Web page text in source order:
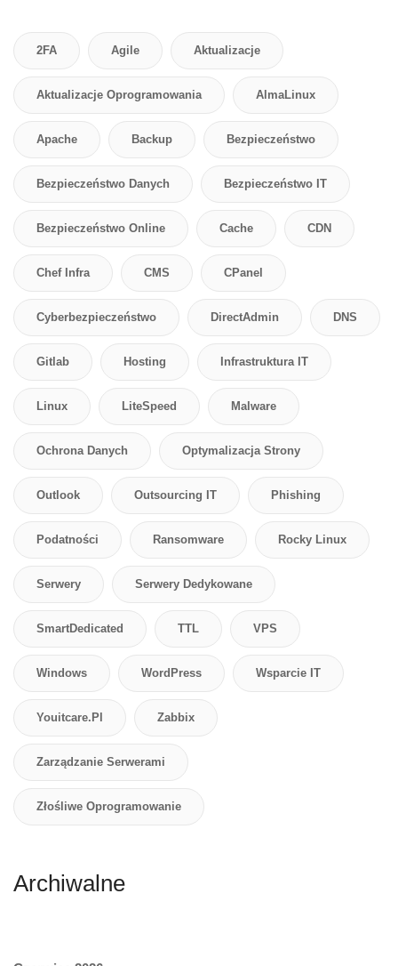
2FA Agile Aktualizacje
Aktualizacje Oprogramowania AlmaLinux
Apache Backup Bezpieczeństwo
Bezpieczeństwo Danych Bezpieczeństwo IT
Bezpieczeństwo Online Cache CDN
Chef Infra CMS CPanel
Cyberbezpieczeństwo DirectAdmin DNS
Gitlab Hosting Infrastruktura IT
Linux LiteSpeed Malware
Ochrona Danych Optymalizacja Strony
Outlook Outsourcing IT Phishing
Podatności Ransomware Rocky Linux
Serwery Serwery Dedykowane
SmartDedicated TTL VPS
Windows WordPress Wsparcie IT
Youitcare.pl Zabbix
Zarządzanie Serwerami
Złośliwe Oprogramowanie
Archiwalne